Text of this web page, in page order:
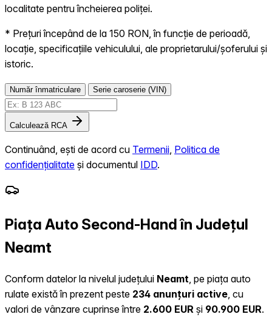
localitate pentru încheierea poliței.
* Prețuri începând de la 150 RON, în funcție de perioadă,
locație, specificațiile vehiculului, ale proprietarului/șoferului și
istoric.
Număr înmatriculare Serie caroserie (VIN)
Calculează RCA
Continuând, ești de acord cu Termenii Politica de
confidențialitate și documentul IDD.
Piața Auto Second-Hand în Județul
Neamt
Conform datelor la nivelul județului Neamt , pe piața auto
rulate există în prezent peste 234 anunțuri active , cu
valori de vânzare cuprinse între 2.600 EUR și 90.900 EUR.